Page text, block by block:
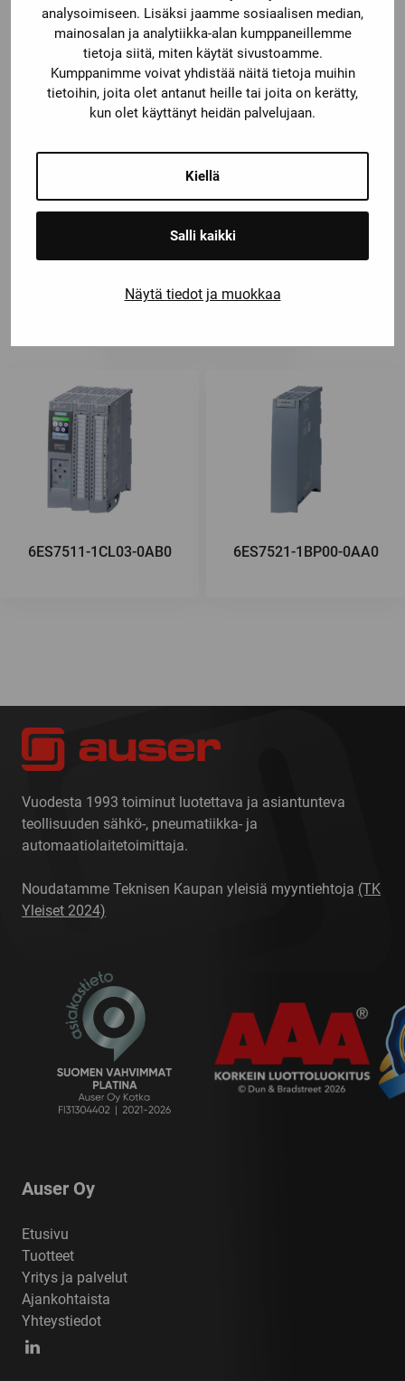
analysoimiseen. Lisäksi jaamme sosiaalisen median,
mainosalan ja analytiikka-alan kumppaneillemme
tietoja siitä, miten käytät sivustoamme.
Kumppanimme voivat yhdistää näitä tietoja muihin
tietoihin, joita olet antanut heille tai joita on kerätty,
kun olet käyttänyt heidän palvelujaan.
Kiellä
Salli kaikki
Näytä tiedot ja muokkaa
6ES7521-7EH00-0AB0
6ES7522-1BP00-0AA0
6ES7511-1CL03-0AB0 6ES7521-1BP00-0AA0
Vuodesta 1993 toiminut luotettava ja asiantunteva
teollisuuden sähkö-, pneumatiikka- ja
automaatiolaitetoimittaja.
Noudatamme Teknisen Kaupan yleisiä myyntiehtoja (TK
Yleiset 2024)
Auser Oy
Etusivu
Tuotteet
Yritys ja palvelut
Ajankohtaista
Yhteystiedot